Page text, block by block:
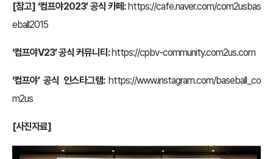
[참고] ‘컴프야2023’ 공식 카페:https://cafe.naver.com/com2usbas
eball2015
‘컴프야V23’ 공식 커뮤니티:https://cpbv-community.com2us.com
‘컴프야’ 공식 인스타그램: https://www.instagram.com/baseball_co
m2us
[사진자료]